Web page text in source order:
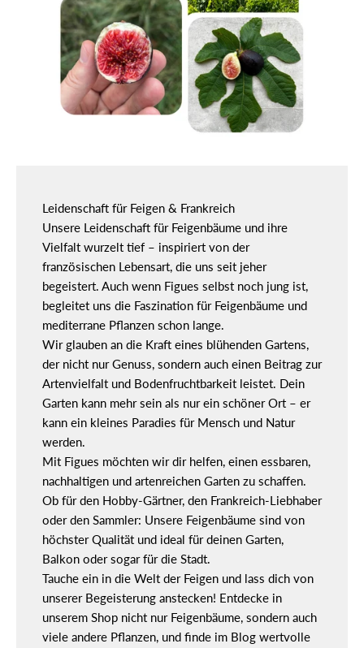
Leidenschaft für Feigen & Frankreich
Unsere Leidenschaft für Feigenbäume und ihre
Vielfalt wurzelt tief – inspiriert von der
französischen Lebensart, die uns seit jeher
begeistert. Auch wenn Figues selbst noch jung ist,
begleitet uns die Faszination für Feigenbäume und
mediterrane Pflanzen schon lange.
Wir glauben an die Kraft eines blühenden Gartens,
der nicht nur Genuss, sondern auch einen Beitrag zur
Artenvielfalt und Bodenfruchtbarkeit leistet. Dein
Garten kann mehr sein als nur ein schöner Ort – er
kann ein kleines Paradies für Mensch und Natur
werden.
Mit Figues möchten wir dir helfen, einen essbaren,
nachhaltigen und artenreichen Garten zu schaffen.
Ob für den Hobby-Gärtner, den Frankreich-Liebhaber
oder den Sammler: Unsere Feigenbäume sind von
höchster Qualität und ideal für deinen Garten,
Balkon oder sogar für die Stadt.
Tauche ein in die Welt der Feigen und lass dich von
unserer Begeisterung anstecken! Entdecke in
unserem Shop nicht nur Feigenbäume, sondern auch
viele andere Pflanzen, und finde im Blog wertvolle